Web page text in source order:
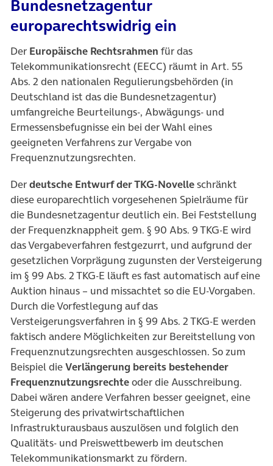
Bundesnetzagentur
europarechtswidrig ein
Der Europäische Rechtsrahmen für das
Telekommunikationsrecht (EECC) räumt in Art. 55
Abs. 2 den nationalen Regulierungsbehörden (in
Deutschland ist das die Bundesnetzagentur)
umfangreiche Beurteilungs-, Abwägungs- und
Ermessensbefugnisse ein bei der Wahl eines
geeigneten Verfahrens zur Vergabe von
Frequenznutzungsrechten.
Derdeutsche Entwurf der TKG-Novelleschränkt
diese europarechtlich vorgesehenen Spielräume für
die Bundesnetzagentur deutlich ein. Bei Feststellung
der Frequenzknappheit gem. § 90 Abs. 9 TKG-E wird
das Vergabeverfahren festgezurrt, und aufgrund der
gesetzlichen Vorprägung zugunsten der Versteigerung
im § 99 Abs. 2 TKG-E läuft es fast automatisch auf eine
Auktion hinaus – und missachtet so die EU-Vorgaben.
Durch die Vorfestlegung auf das
Versteigerungsverfahren in § 99 Abs. 2 TKG-E werden
faktisch andere Möglichkeiten zur Bereitstellung von
Frequenznutzungsrechten ausgeschlossen. So zum
Beispiel dieVerlängerung bereits bestehender
Frequenznutzungsrechteoder die Ausschreibung.
Dabei wären andere Verfahren besser geeignet, eine
Steigerung des privatwirtschaftlichen
Infrastrukturausbaus auszulösen und folglich den
Qualitäts- und Preiswettbewerb im deutschen
Telekommunikationsmarkt zu fördern.